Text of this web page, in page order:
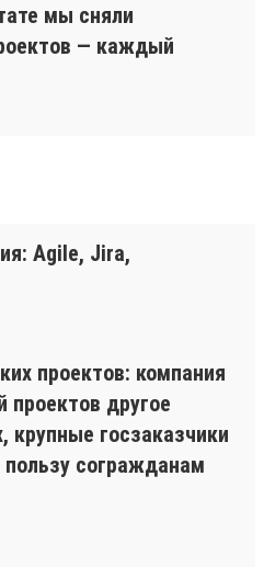
мы сняли
— каждый
Agile, Jira,
проектов: компания
проектов другое
крупные госзаказчики
согражданам